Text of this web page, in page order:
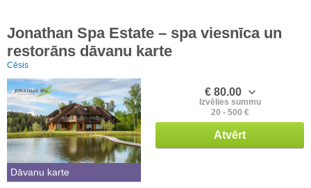
Jonathan Spa Estate – spa viesnīca un
restorāns dāvanu karte
Cēsis
Dāvanu karte
€ 80.00
Izvēlies summu
20 - 500 €
Atvērt